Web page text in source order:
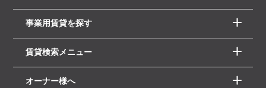
事業用賃貸を探す
賃貸検索メニュー
オーナー様へ